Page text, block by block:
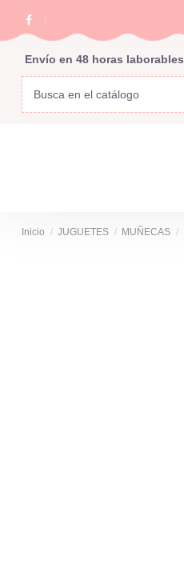
Envío en 48 horas laborables
Inicio JUGUETES MUÑECAS